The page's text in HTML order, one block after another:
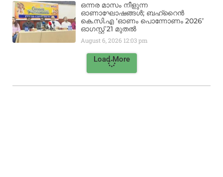
ഒന്നര മാസം നീളുന്ന
ഓണാഘോഷങ്ങൾ; ബഹ്‌റൈൻ
കെ.സി.എ ‘ഓണം പൊന്നോണം 2026’
ഓഗസ്റ്റ് 21 മുതൽ
August 6, 2026 12:03 pm
Load More